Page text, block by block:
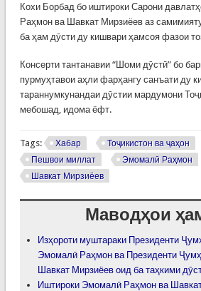
Кохи Борбад бо иштироки Сарони
Раҳмон ва Шавкат Мирзиёев аз
ба ҳам дӯсти ду кишвари ҳамсоя фазои
Консерти тантанавии “Шоми дӯстӣ” бо
пурмуҳтавои аҳли фарҳангу санъати ду
тараннумкунандаи дӯстии мардумони
мебошад, идома ёфт.
Tags: Хабар Тоҷикистон ва ҷаҳон
Пешвои миллат
Эмомалӣ Раҳмон
Шавкат Мирзиёев
Маводҳои
Изҳороти муштараки Президенти
Эмомалӣ Раҳмон ва Президенти
Шавкат Мирзиёев оид ба таҳкими
Иштироки Эмомалӣ Раҳмон ва